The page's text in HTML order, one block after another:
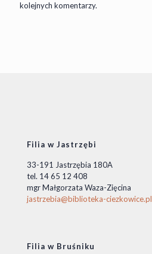
kolejnych komentarzy.
Filia w Jastrzębi
33-191 Jastrzębia 180A
tel. 14 65 12 408
mgr Małgorzata Waza-Zięcina
jastrzebia@biblioteka-ciezkowice.pl
Filia w Bruśniku